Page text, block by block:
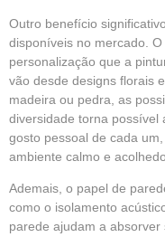
Outro benefício
disponíveis no mercado.
personalização que a
vão desde designs florais
madeira ou pedra, as
diversidade torna possível
gosto pessoal de cada
ambiente calmo e
Ademais, o papel de
como o isolamento
parede ajudam a